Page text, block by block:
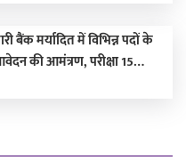
बैंक मर्यादित में विभिन्न पदों के
की आमंत्रण, परीक्षा 15